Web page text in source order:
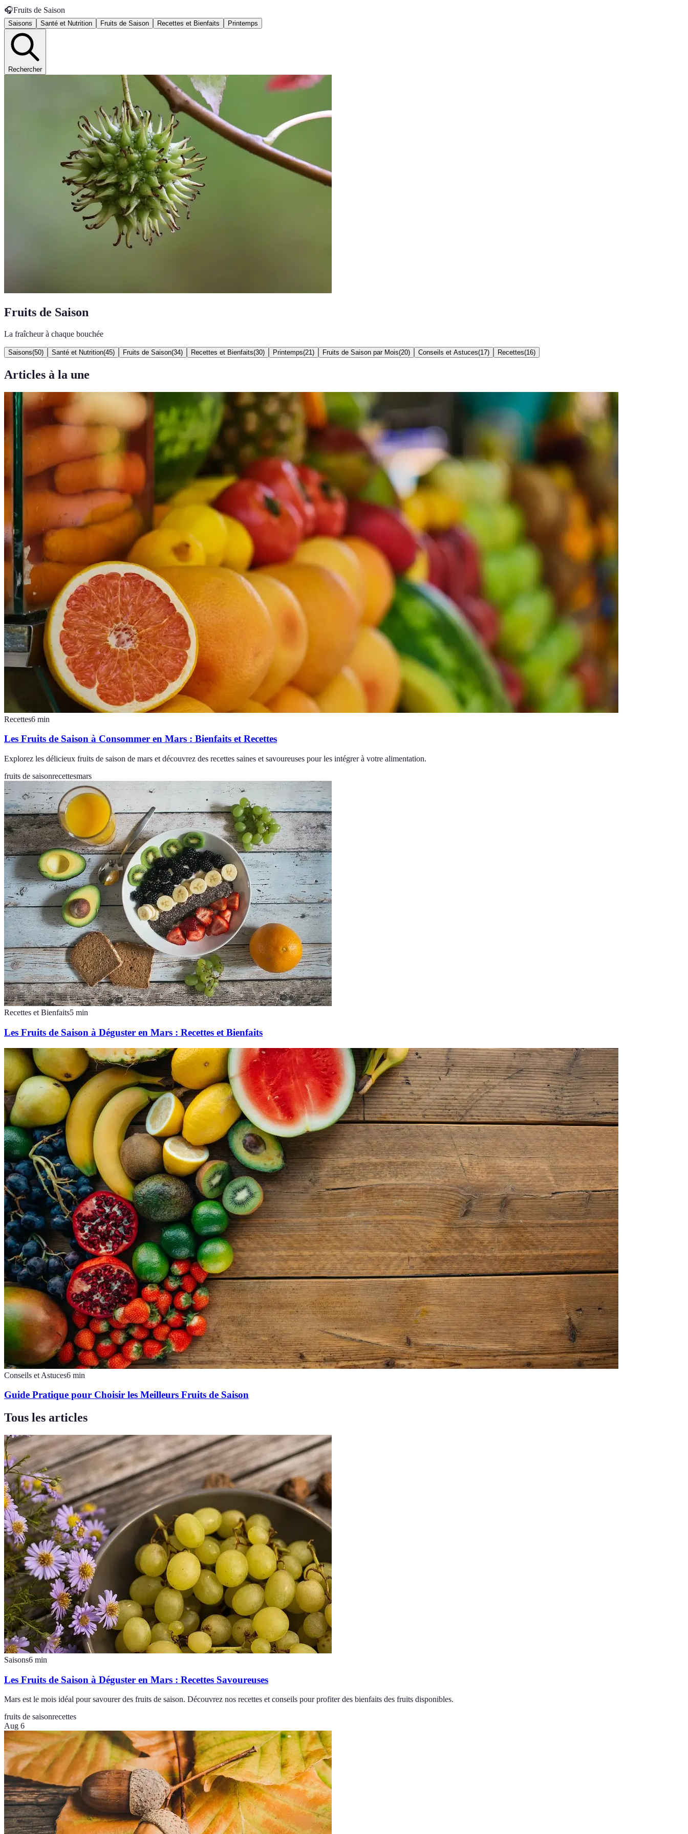
🎧Fruits de Saison
Saisons Santé et Nutrition Fruits de Saison Recettes et Bienfaits Printemps
Rechercher
Fruits de Saison
La fraîcheur à chaque bouchée
Saisons(50) Santé et Nutrition(45) Fruits de Saison(34) Recettes et Bienfaits(30) Printemps(21 ) Fruits de Saison par Mois(20) Conseils et Astuces(17) Recettes(16)
Articles à la une
Recettes6 min
Les Fruits de Saison à Consommer en Mars : Bienfaits et Recettes
Explorez les délicieux fruits de saison de mars et découvrez des recettes saines et savoureuses pour les intégrer à votre alimentation.
fruits de saisonrecettesmars
Recettes et Bienfaits5 min
Les Fruits de Saison à Déguster en Mars : Recettes et Bienfaits
Conseils et Astuces6 min
Guide Pratique pour Choisir les Meilleurs Fruits de Saison
Tous les articles
Saisons6 min
Les Fruits de Saison à Déguster en Mars : Recettes Savoureuses
Mars est le mois idéal pour savourer des fruits de saison. Découvrez nos recettes et conseils pour profiter des bienfaits des fruits disponibles.
fruits de saisonrecettes
Aug 6